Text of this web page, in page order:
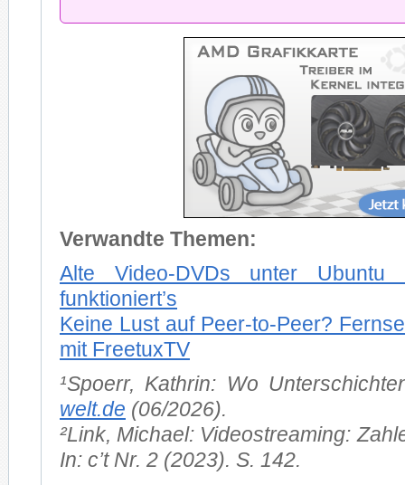
Ver­wand­te The­men:
Al­te Vi­deo-DVDs un­ter
funktioniert’s
Kei­ne Lust auf Peer-to-Peer?
mit Free­tux­TV
¹S­poerr, Kath­rin: Wo
welt.de (06/2026).
²Link, Mi­cha­el: Vi­deo­strea­ming:
In: c’t Nr. 2 (2023). S. 142.